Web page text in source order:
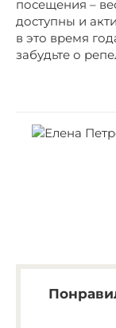
посещения –
доступны и
в это время
забудьте о